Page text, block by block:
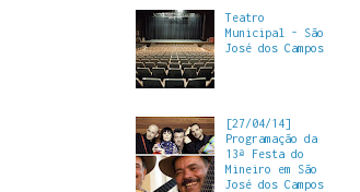
Teatro
Municipal - São
José dos Campos
[27/04/14]
Programação da
13ª Festa do
Mineiro em São
José dos Campos